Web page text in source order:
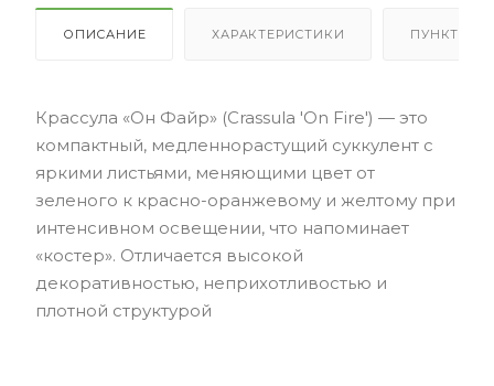
ОПИСАНИЕ ХАРАКТЕРИСТИКИ ПУНКТЫ
Крассула «Он Файр» (Crassula 'On Fire') — это
компактный, медленнорастущий суккулент с
яркими листьями, меняющими цвет от
зеленого к красно-оранжевому и желтому при
интенсивном освещении, что напоминает
«костер». Отличается высокой
декоративностью, неприхотливостью и
плотной структурой